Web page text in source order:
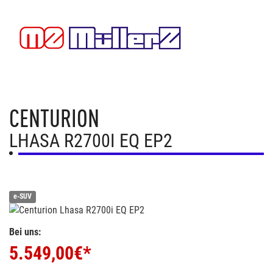
CENTURION
LHASA R2700I EQ EP2
e-SUV
Bei uns:
5.549,00€*